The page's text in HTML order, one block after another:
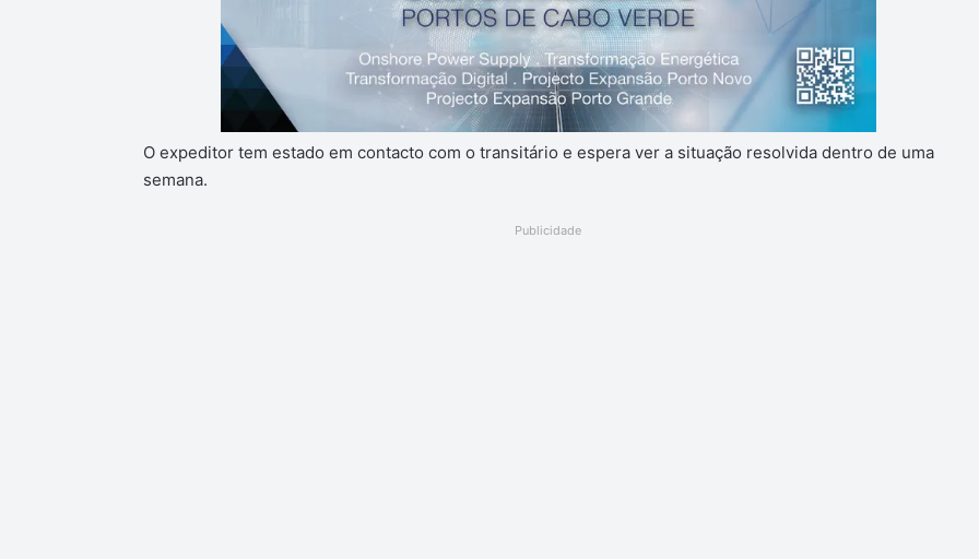
O expeditor tem estado em contacto com o transitário e espera ver a situação resolvida dentro de uma
semana.
Publicidade